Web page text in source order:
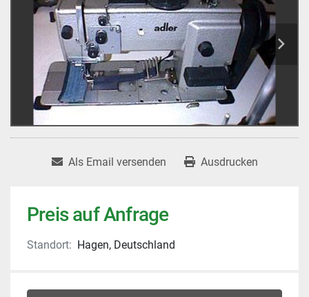
Als Email versenden Ausdrucken
Preis auf Anfrage
Standort: Hagen, Deutschland